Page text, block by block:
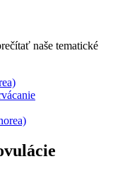
naše tematické